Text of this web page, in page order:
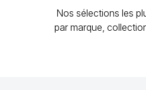
Nos sélections les
par marque,